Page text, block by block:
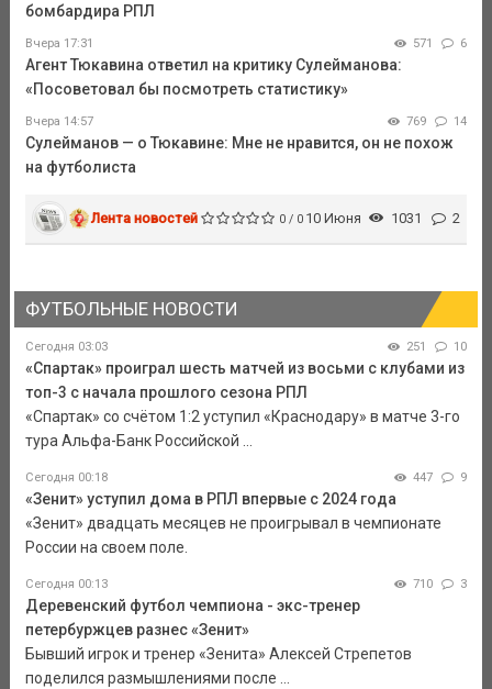
бомбардира РПЛ
Вчера 17:31 571 6
Агент Тюкавина ответил на критику Сулейманова:
«Посоветовал бы посмотреть статистику»
Вчера 14:57 769 14
Сулейманов — о Тюкавине: Мне не нравится, он не похож
на футболиста
Лента новостей 0 / 0 10 Июня 1031 2
ФУТБОЛЬНЫЕ НОВОСТИ
Сегодня 03:03 251 10
«Спартак» проиграл шесть матчей из восьми с клубами из
топ-3 с начала прошлого сезона РПЛ
«Спартак» со счётом 1:2 уступил «Краснодару» в матче 3-го
тура Альфа-Банк Российской ...
Сегодня 00:18 447 9
«Зенит» уступил дома в РПЛ впервые с 2024 года
«Зенит» двадцать месяцев не проигрывал в чемпионате
России на своем поле.
Сегодня 00:13 710 3
Деревенский футбол чемпиона - экс-тренер
петербуржцев разнес «Зенит»
Бывший игрок и тренер «Зенита» Алексей Стрепетов
поделился размышлениями после ...